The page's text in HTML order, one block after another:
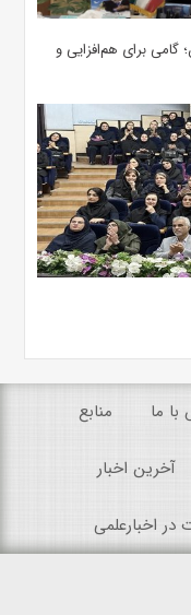
گامی برای هم‌افزایی و
ما منابع
آخرین اخبار
در اخبارعلمی